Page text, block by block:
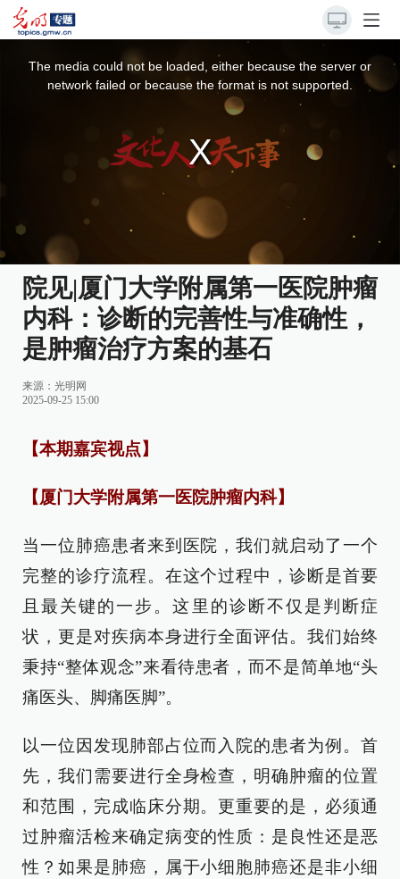
The media could not be loaded, either because the server or
network failed or because the format is not supported.
院见|厦门大学附属第一医院肿瘤
内科：诊断的完善性与准确性，
是肿瘤治疗方案的基石
来源：光明网
2025-09-25 15:00
【本期嘉宾视点】
【厦门大学附属第一医院肿瘤内科】
当一位肺癌患者来到医院，我们就启动了一个
完整的诊疗流程。在这个过程中，诊断是首要
且最关键的一步。这里的诊断不仅是判断症
状，更是对疾病本身进行全面评估。我们始终
秉持“整体观念”来看待患者，而不是简单地“头
痛医头、脚痛医脚”。
以一位因发现肺部占位而入院的患者为例。首
先，我们需要进行全身检查，明确肿瘤的位置
和范围，完成临床分期。更重要的是，必须通
过肿瘤活检来确定病变的性质：是良性还是恶
性？如果是肺癌，属于小细胞肺癌还是非小细